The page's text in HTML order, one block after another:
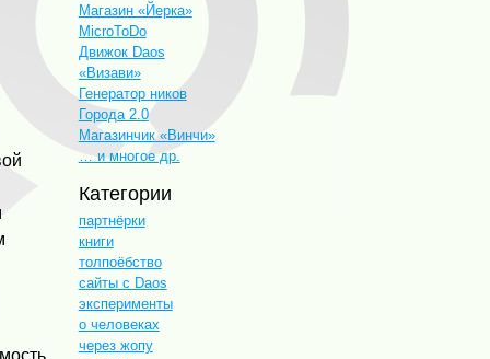
Магазин «Йерка»
MicroToDo
Движок Daos
«Визави»
Генератор ников
Города 2.0
Магазинчик «Винчи»
… и многое др.
Категории
партнёрки
книги
толпоёбство
сайты с Daos
эксперименты
о человеках
через жопу